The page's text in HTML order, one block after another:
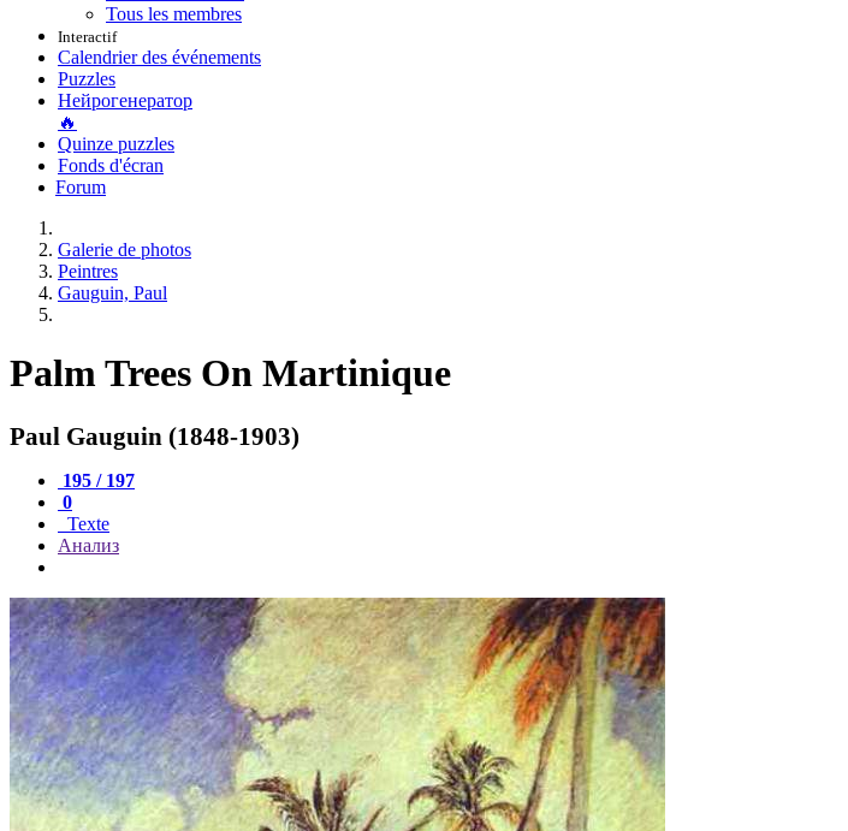
Tous les membres
Interactif
Calendrier des événements
Puzzles
Нейрогенератор
🔥
Quinze puzzles
Fonds d'écran
Forum
Galerie de photos
Peintres
Gauguin, Paul
Palm Trees On Martinique
Paul Gauguin (1848-1903)
195 / 197
0
Texte
Анализ